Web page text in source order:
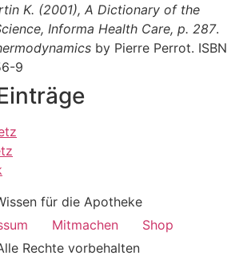
K. (2001), A Dictionary of the
, Informa Health Care, p. 287.
by Pierre Perrot. ISBN
9
für die Apotheke
Mitmachen
Shop
Rechte vorbehalten